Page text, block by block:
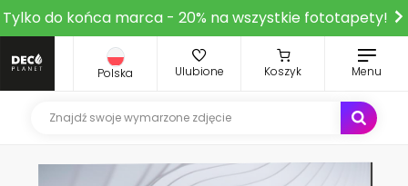
Tylko do końca marca - 20% na wszystkie fototapety!
Polska Ulubione Koszyk Menu